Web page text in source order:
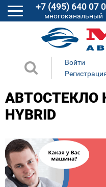
+7 (495) 640 07
многоканальный
Войти
АВТОСТЕКЛО
HYBRID